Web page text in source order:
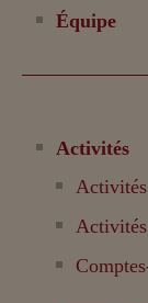
Équipe
Activités
Activités